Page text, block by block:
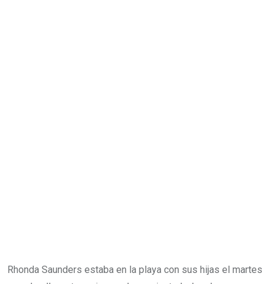
Rhonda Saunders estaba en la playa con sus hijas el martes